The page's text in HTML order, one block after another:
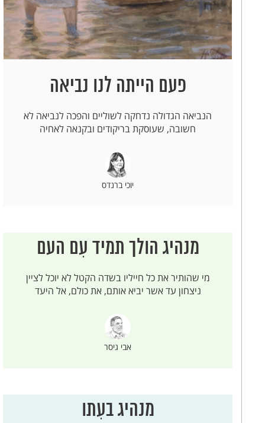
פעם הייתה לנו נביאה
הנביאה הגדולה נדחקה לשוליים והפכה לנביאה לא
חשובה, שעוסקת בריקודים ובקנאה לאחיה
יוכי ברנדס
מנהיג הולך תמיד עִם העם
מי שהותיר את כל חייליו בשדה הקטל לא יוכל לציין
ניצחון עד אשר יביא אותם, את כולם, אל היעד
אבי גיסר
מנהיג בעִתו